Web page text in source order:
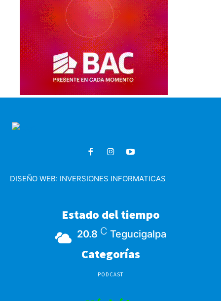
DISEÑO WEB: INVERSIONES INFORMATICAS
Estado del tiempo
20.8 C Tegucigalpa
Categorías
PODCAST